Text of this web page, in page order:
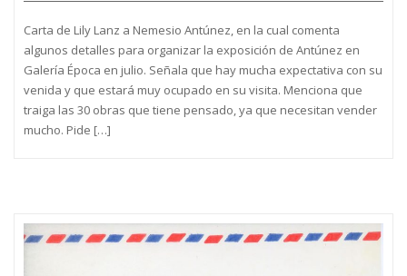
Carta de Lily Lanz a Nemesio Antúnez, en la cual comenta
algunos detalles para organizar la exposición de Antúnez en
Galería Época en julio. Señala que hay mucha expectativa con su
venida y que estará muy ocupado en su visita. Menciona que
traiga las 30 obras que tiene pensado, ya que necesitan vender
mucho. Pide […]